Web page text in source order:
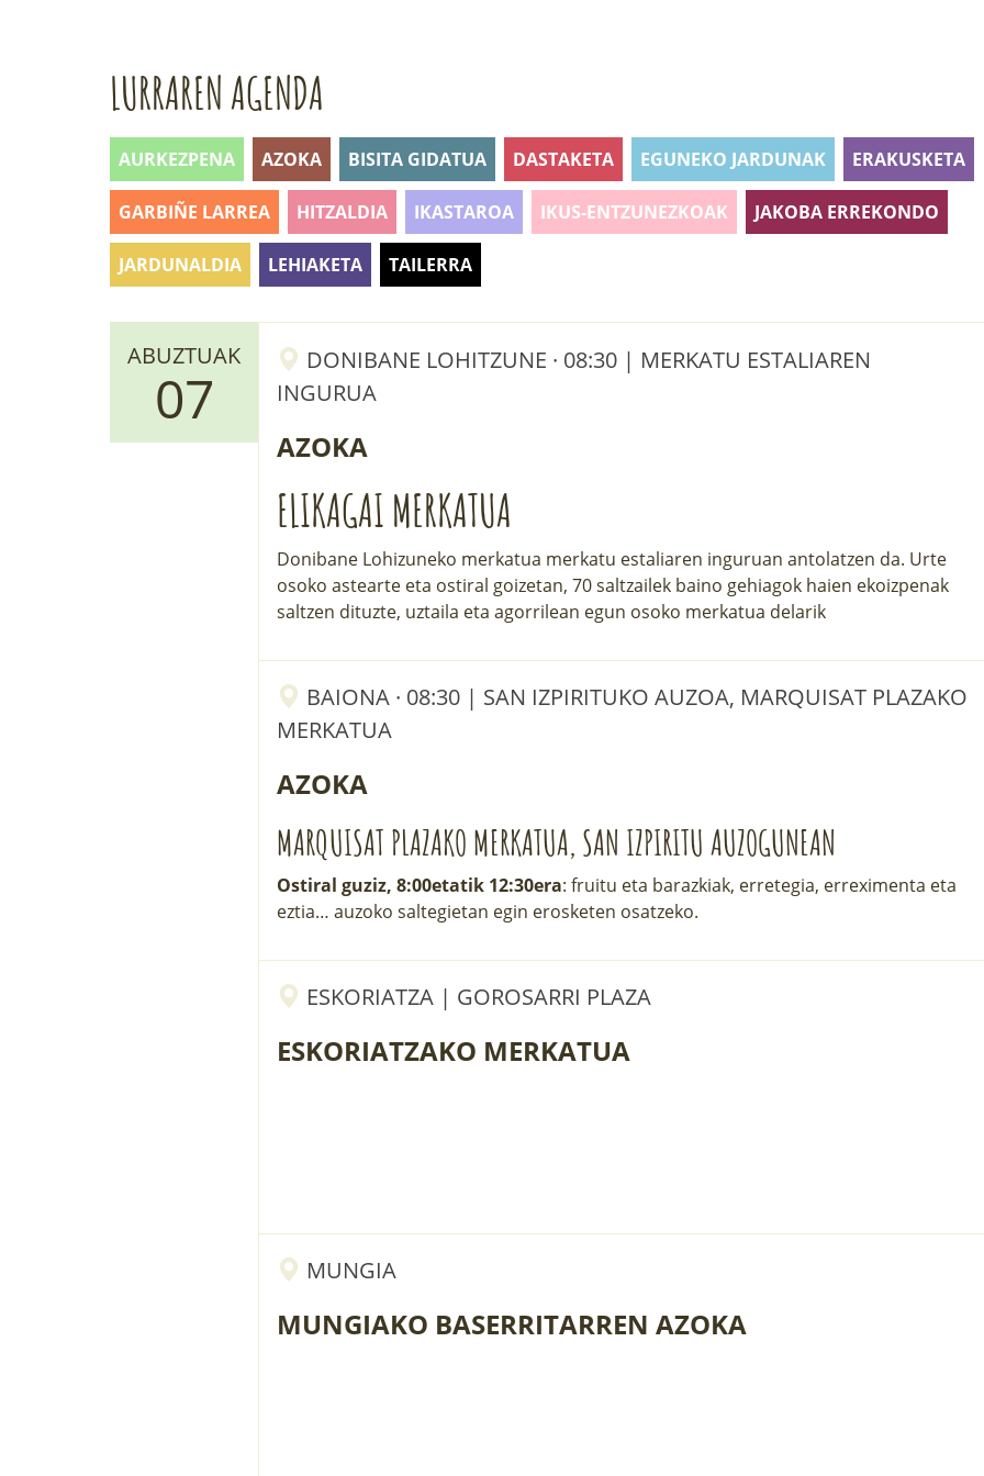
LURRAREN AGENDA
AURKEZPENA AZOKA BISITA GIDATUA DASTAKETA EGUNEKO JARDUNAK ERAKUSKETA
GARBIÑE LARREA HITZALDIA IKASTAROA IKUS-ENTZUNEZKOAK JAKOBA ERREKONDO
JARDUNALDIA LEHIAKETA TAILERRA
ABUZTUAK
07
DONIBANE LOHITZUNE · 08:30 | MERKATU ESTALIAREN
INGURUA
AZOKA
ELIKAGAI MERKATUA
Donibane Lohizuneko merkatua merkatu estaliaren inguruan antolatzen da. Urte
osoko astearte eta ostiral goizetan, 70 saltzailek baino gehiagok haien ekoizpenak
saltzen dituzte, uztaila eta agorrilean egun osoko merkatua delarik
BAIONA · 08:30 | SAN IZPIRITUKO AUZOA, MARQUISAT PLAZAKO
MERKATUA
AZOKA
MARQUISAT PLAZAKO MERKATUA, SAN IZPIRITU AUZOGUNEAN
Ostiral guziz, 8:00etatik 12:30era: fruitu eta barazkiak, erretegia, erreximenta eta
eztia… auzoko saltegietan egin erosketen osatzeko.
ESKORIATZA | GOROSARRI PLAZA
ESKORIATZAKO MERKATUA
MUNGIA
MUNGIAKO BASERRITARREN AZOKA